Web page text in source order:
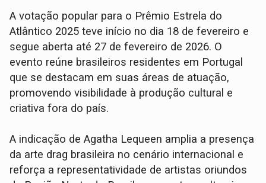
A votação popular para o Prêmio Estrela do
Atlântico 2025 teve início no dia 18 de fevereiro e
segue aberta até 27 de fevereiro de 2026. O
evento reúne brasileiros residentes em Portugal
que se destacam em suas áreas de atuação,
promovendo visibilidade à produção cultural e
criativa fora do país.
A indicação de Agatha Lequeen amplia a presença
da arte drag brasileira no cenário internacional e
reforça a representatividade de artistas oriundos